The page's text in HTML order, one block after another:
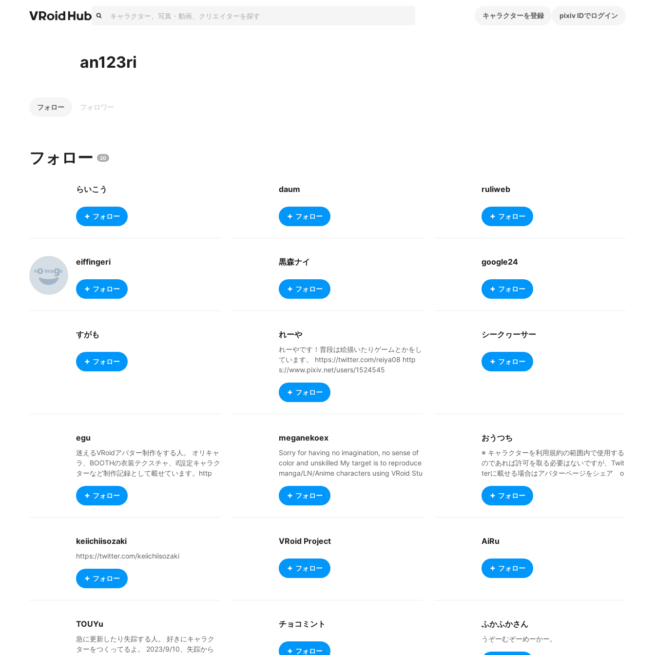
キャラクターを登録 pixiv IDでログイン
an123ri
フォロー フォロワー
フォロー 20
らいこう
フォロー
daum
フォロー
ruliweb
フォロー
eiffingeri
フォロー
黒森ナイ
フォロー
google24
フォロー
すがも
フォロー
れーや
れーやです！普段は絵描いたりゲームとかをし
ています。 https://twitter.com/reiya08 http
s://www.pixiv.net/users/1524545
フォロー
シークヮーサー
フォロー
egu
迷えるVRoidアバター制作をする人。 オリキャ
ラ、BOOTHの衣装テクスチャ、if設定キャラク
ターなど制作記録として載せています。http
フォロー
meganekoex
Sorry for having no imagination, no sense of
color and unskilled My target is to reproduce
manga/LN/Anime characters using VRoid Stu
pm/ https://twitter.com/PitipongAkkho http
s://www.pixiv.net/member.php?id=1439972
フォロー
おうつち
※ キャラクターを利用規約の範囲内で使用する
のであれば許可を取る必要はないですが、Twit
terに載せる場合はアバターページをシェア o
ます‥‥！ TSFを描いています そこに出てくる
自キャラを作ったりとかしてます VRChatにも
ube.com/channel/UCnwDNubxBjidNvEJ5xsa
フォロー
keiichiisozaki
https://twitter.com/keiichiisozaki
フォロー
VRoid Project
フォロー
AiRu
フォロー
TOUYu
急に更新したり失踪する人。 好きにキャラク
ターをつくってるよ。 2023/9/10、失踪から
チョコミント
フォロー
ふかふかさん
うぞーむぞーめーかー。